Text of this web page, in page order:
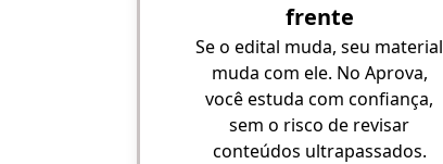
frente
Se o edital muda, seu material
muda com ele. No Aprova,
você estuda com confiança,
sem o risco de revisar
conteúdos ultrapassados.